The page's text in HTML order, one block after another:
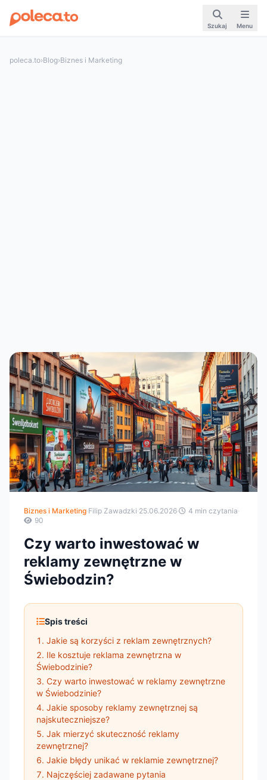
Szukaj Menu
poleca.to›Blog›Biznes i Marketing
Biznes i Marketing·Filip Zawadzki·25.06.2026· 4 min czytania·
90
Czy warto inwestować w
reklamy zewnętrzne w
Świebodzin?
Spis treści
Jakie są korzyści z reklam zewnętrznych?
Ile kosztuje reklama zewnętrzna w
Świebodzinie?
Czy warto inwestować w reklamy zewnętrzne
w Świebodzinie?
Jakie sposoby reklamy zewnętrznej są
najskuteczniejsze?
Jak mierzyć skuteczność reklamy
zewnętrznej?
Jakie błędy unikać w reklamie zewnętrznej?
Najczęściej zadawane pytania